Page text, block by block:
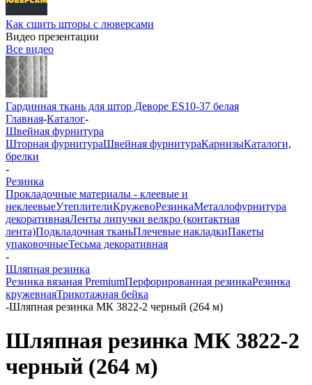
Как сшить шторы с люверсами
Видео презентации
Все видео
Гардинная ткань для штор Деворе ES10-37 белая
Главная-Каталог-
Швейная фурнитура
Шторная фурнитураШвейная фурнитураКарнизыКаталоги,
брелки
-
Резинка
Прокладочные материалы - клеевые и
неклеевыеУтеплителиКружевоРезинкаМеталлофурнитура
декоративнаяЛенты липучки велкро (контактная
лента)Подкладочная тканьПлечевые накладкиПакеты
упаковочныеТесьма декоративная
-
Шляпная резинка
Резинка вязаная PremiumПерфорированная резинкаРезинка
кружевнаяТрикотажная бейка
-Шляпная резинка МК 3822-2 черный (264 м)
Шляпная резинка МК 3822-2
черный (264 м)